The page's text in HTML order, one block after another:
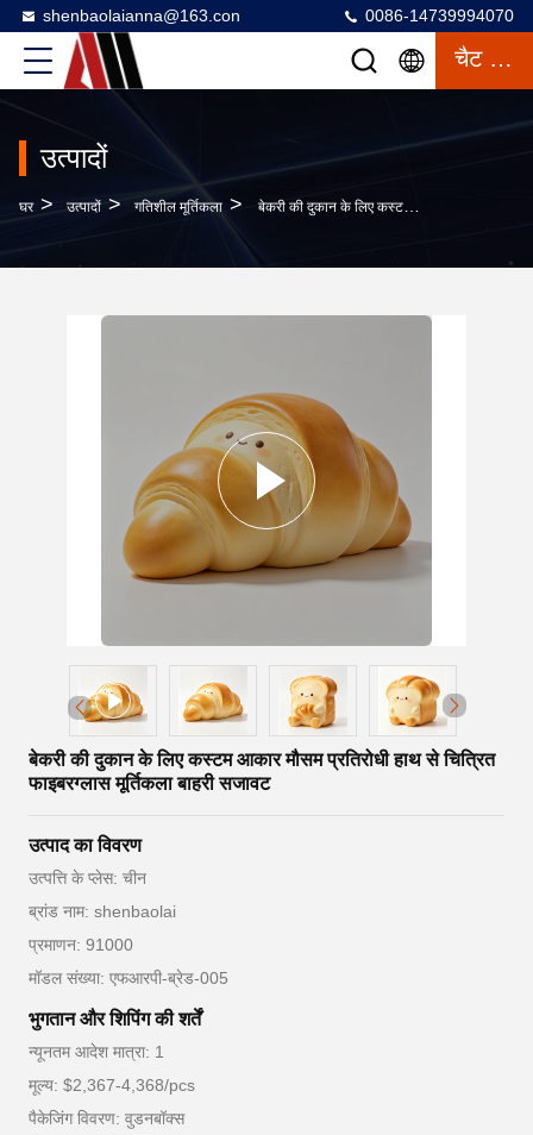
shenbaolaianna@163.con 0086-14739994070
चैट करना
उत्पादों
घर > उत्पादों > गतिशील मूर्तिकला > बेकरी की दुकान के लिए कस्टम आकार मौसम प्रतिरोधी हाथ से चित्रित फाइबरग्लास मूर्तिकला बाहरी सजावट
बेकरी की दुकान के लिए कस्टम आकार मौसम प्रतिरोधी हाथ से चित्रित
फाइबरग्लास मूर्तिकला बाहरी सजावट
उत्पाद का विवरण
उत्पत्ति के प्लेस: चीन
ब्रांड नाम: shenbaolai
प्रमाणन: 91000
मॉडल संख्या: एफआरपी-ब्रेड-005
भुगतान और शिपिंग की शर्तें
न्यूनतम आदेश मात्रा: 1
मूल्य: $2,367-4,368/pcs
पैकेजिंग विवरण: वुडनबॉक्स